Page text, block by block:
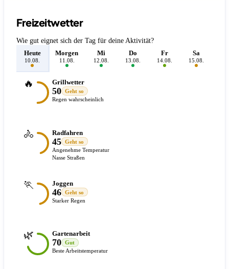
Freizeitwetter
Wie gut eignet sich der Tag für deine Aktivität?
Heute
10.08.
Morgen
11.08.
Mi
12.08.
Do
13.08.
Fr
14.08.
Sa
15.08.
🔥 Grillwetter
50
Geht so
Regen wahrscheinlich
🚴 Radfahren
45
Geht so
Angenehme Temperatur
Nasse Straßen
🏃 Joggen
46
Geht so
Starker Regen
🌿 Gartenarbeit
70
Gut
Beste Arbeitstemperatur